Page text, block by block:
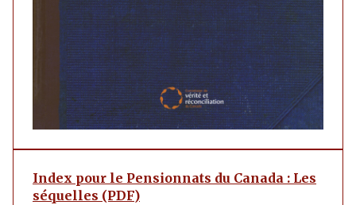
Index pour le Pensionnats du Canada : Les
séquelles (PDF)